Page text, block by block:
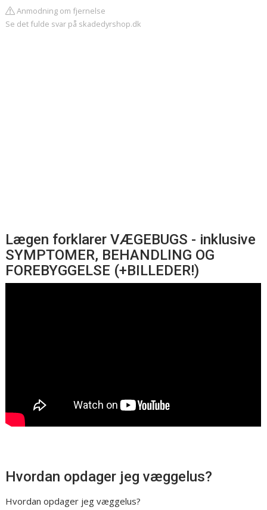
Anmodning om fjernelse
Se det fulde svar på skadedyrshop.dk
Lægen forklarer VÆGEBUGS - inklusive
SYMPTOMER, BEHANDLING OG
FOREBYGGELSE (+BILLEDER!)
Hvordan opdager jeg væggelus?
Hvordan opdager jeg væggelus?